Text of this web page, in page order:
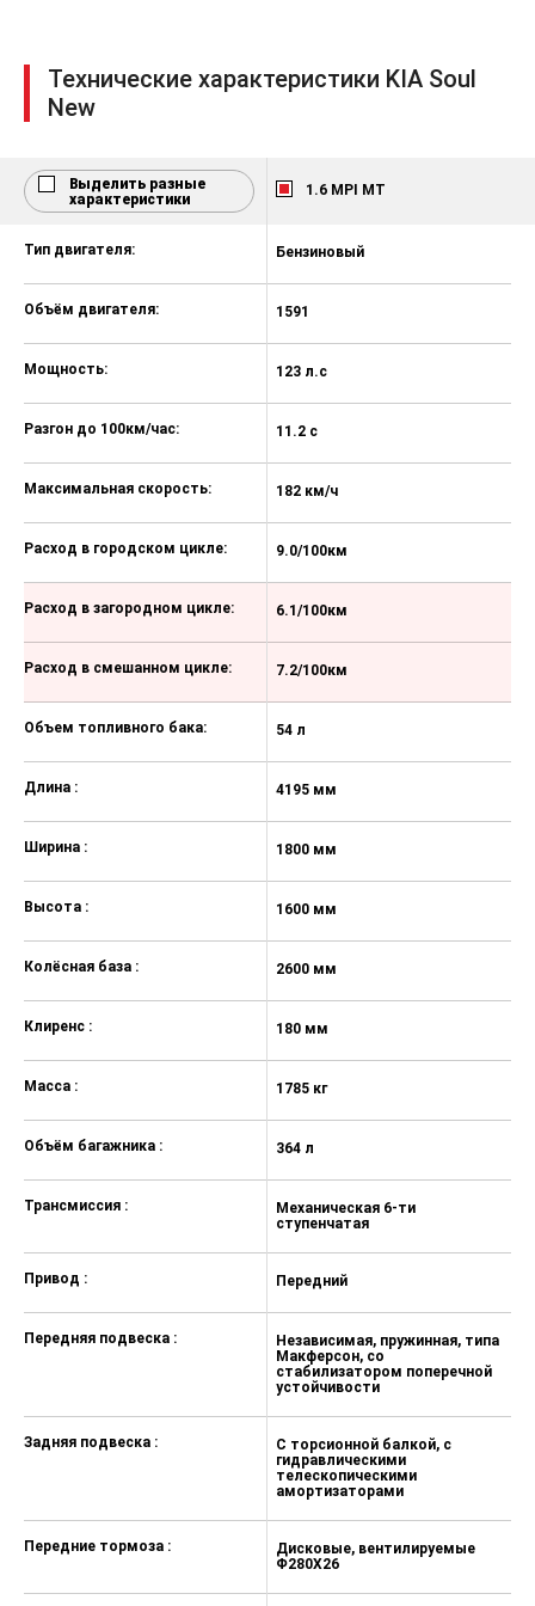
Аудиосистема с 3,8'' цветным
дисплеем, радио/RDS/MP3
тормоза
Антиблокировочная система
тормозов (ABS)
Система курсовой устойчивости
Система помощи при экстренном
торможении (BAS)
Интегрированная система
активного управления (VSM)
подъеме (HAC)
шинах (TPMS)
шторки безопасности
ISOFIX
Автоматическое запирание
дверей при движении
Система экстренной связи ЭРА-
ГЛОНАСС
Стальное запасное колесо
временного использования
Подогрев форсунок омывателя
Боковые зеркала заднего вида с
электроприводом и подогревом
Технические характеристики KIA Soul
New
Выделить разные
характеристики
1.6 MPI MT
Тип двигателя:
Объём двигателя:
Мощность:
Разгон до 100км/час:
Максимальная скорость:
Расход в городском цикле:
Расход в загородном цикле:
Расход в смешанном цикле:
Объем топливного бака:
Длина :
Ширина :
Высота :
Колёсная база :
Клиренс :
Масса :
Объём багажника :
Трансмиссия :
Привод :
Передняя подвеска :
Задняя подвеска :
Передние тормоза :
Бензиновый
1591
123 л.с
11.2 с
182 км/ч
9.0/100км
6.1/100км
7.2/100км
54 л
4195 мм
1800 мм
1600 мм
2600 мм
180 мм
1785 кг
364 л
Механическая 6-ти
ступенчатая
Передний
Независимая, пружинная, типа
Макферсон, со
стабилизатором поперечной
устойчивости
С торсионной балкой, с
гидравлическими
телескопическими
амортизаторами
Дисковые, вентилируемые
Φ280X26